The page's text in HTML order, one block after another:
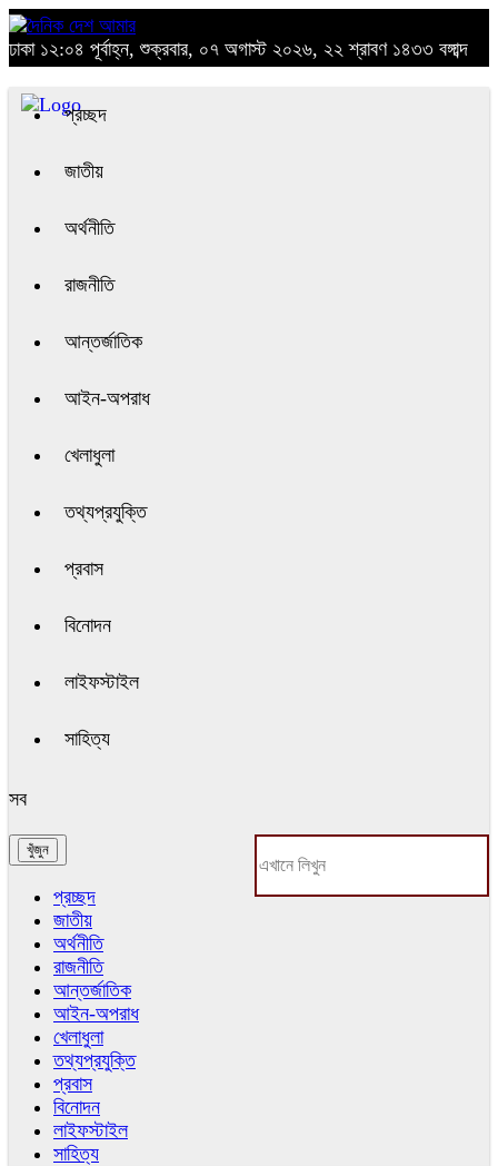
ঢাকা ১২:০৪ পূর্বাহ্ন, শুক্রবার, ০৭ অগাস্ট ২০২৬, ২২ শ্রাবণ ১৪৩৩ বঙ্গাব্দ
প্রচ্ছদ
জাতীয়
অর্থনীতি
রাজনীতি
আন্তর্জাতিক
আইন-অপরাধ
খেলাধুলা
তথ্যপ্রযুক্তি
প্রবাস
বিনোদন
লাইফস্টাইল
সাহিত্য
সব
প্রচ্ছদ
জাতীয়
অর্থনীতি
রাজনীতি
আন্তর্জাতিক
আইন-অপরাধ
খেলাধুলা
তথ্যপ্রযুক্তি
প্রবাস
বিনোদন
লাইফস্টাইল
সাহিত্য